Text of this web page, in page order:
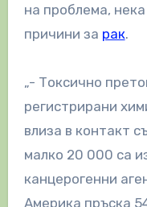
на проблема,
причини за рак.
„- Токсично
регистрирани
влиза в контакт
малко 20 000 са
канцерогенни
Америка пръска